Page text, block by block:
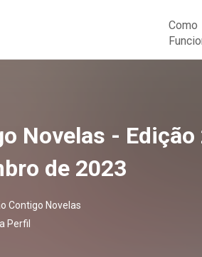
Como
Novelas -
de 2023
Contigo Novelas
Perfil